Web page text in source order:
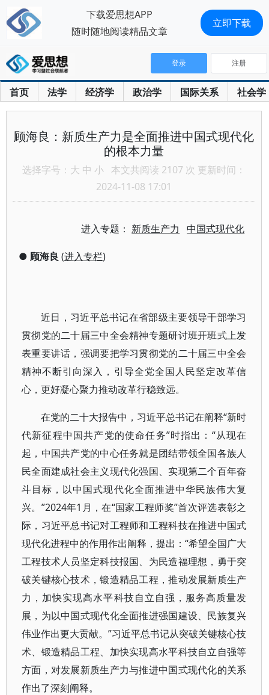
首页 法学 经济学 政治学 国际关系 社会学
登录 注册
顾海良：新质生产力是全面推进中国式现代化
的根本力量
选择字号： 大 中 小 本文共阅读 2107 次 更新时间：
2024-11-08 17:01
进入专题： 新质生产力 中国式现代化
● 顾海良 (进入专栏)
近日，习近平总书记在省部级主要领导干部学习
贯彻党的二十届三中全会精神专题研讨班开班式上发
表重要讲话，强调要把学习贯彻党的二十届三中全会
精神不断引向深入，引导全党全国人民坚定改革信
心，更好凝心聚力推动改革行稳致远。
在党的二十大报告中，习近平总书记在阐释“新时
代新征程中国共产党的使命任务”时指出：“从现在
起，中国共产党的中心任务就是团结带领全国各族人
民全面建成社会主义现代化强国、实现第二个百年奋
斗目标，以中国式现代化全面推进中华民族伟大复
兴。”2024年1月，在“国家工程师奖”首次评选表彰之
际，习近平总书记对工程师和工程科技在推进中国式
现代化进程中的作用作出阐释，提出：“希望全国广大
工程技术人员坚定科技报国、为民造福理想，勇于突
破关键核心技术，锻造精品工程，推动发展新质生产
力，加快实现高水平科技自立自强，服务高质量发
展，为以中国式现代化全面推进强国建设、民族复兴
伟业作出更大贡献。”习近平总书记从突破关键核心技
术、锻造精品工程、加快实现高水平科技自立自强等
方面，对发展新质生产力与推进中国式现代化的关系
作出了深刻阐释。
下载爱思想APP
随时随地阅读精品文章
立即下载